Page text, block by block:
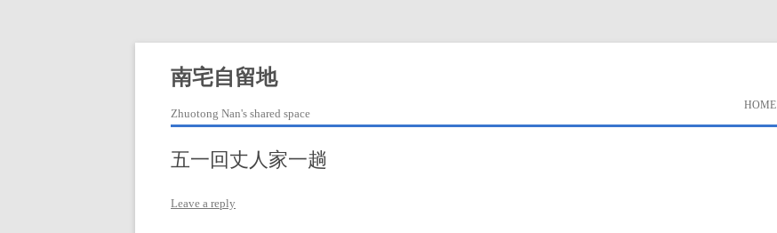
content
南宅自留地
Zhuotong Nan's shared space
HOME
五一回丈人家一趟
Leave a reply